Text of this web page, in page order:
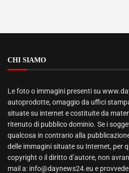
CHI SIAMO
Le foto o immagini presenti su
autoprodotte, omaggio da uffici
situate su internet e costituite da
ritenuto di pubblico dominio. Se i
qualcosa in contrario alla
delle immagini situate su Internet, per
copyright o il diritto d’autore, non
mail a: info@daynews24.eu e